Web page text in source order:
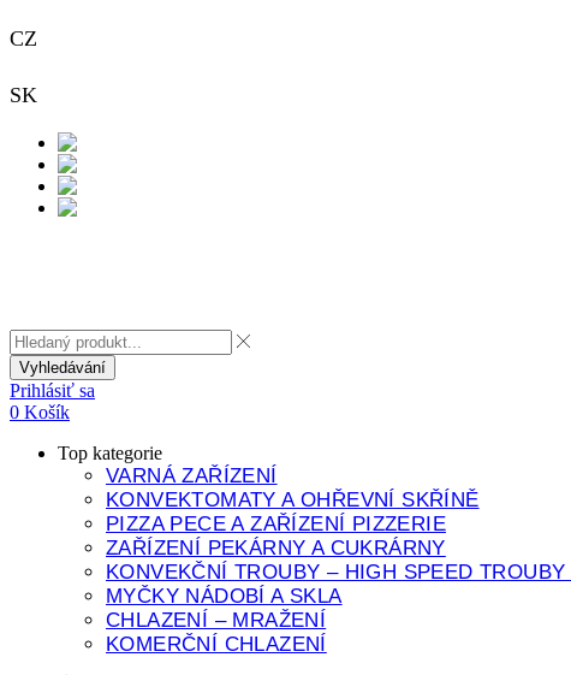
CZ
SK
Vyhledávání
Prihlásiť sa
0 Košík
Top kategorie
VARNÁ ZAŘÍZENÍ
KONVEKTOMATY A OHŘEVNÍ SKŘÍNĚ
PIZZA PECE A ZAŘÍZENÍ PIZZERIE
ZAŘÍZENÍ PEKÁRNY A CUKRÁRNY
KONVEKČNÍ TROUBY – HIGH SPEED
MYČKY NÁDOBÍ A SKLA
CHLAZENÍ – MRAŽENÍ
KOMERČNÍ CHLAZENÍ